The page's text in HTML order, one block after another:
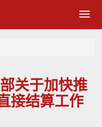
关于加快推
接结算工作